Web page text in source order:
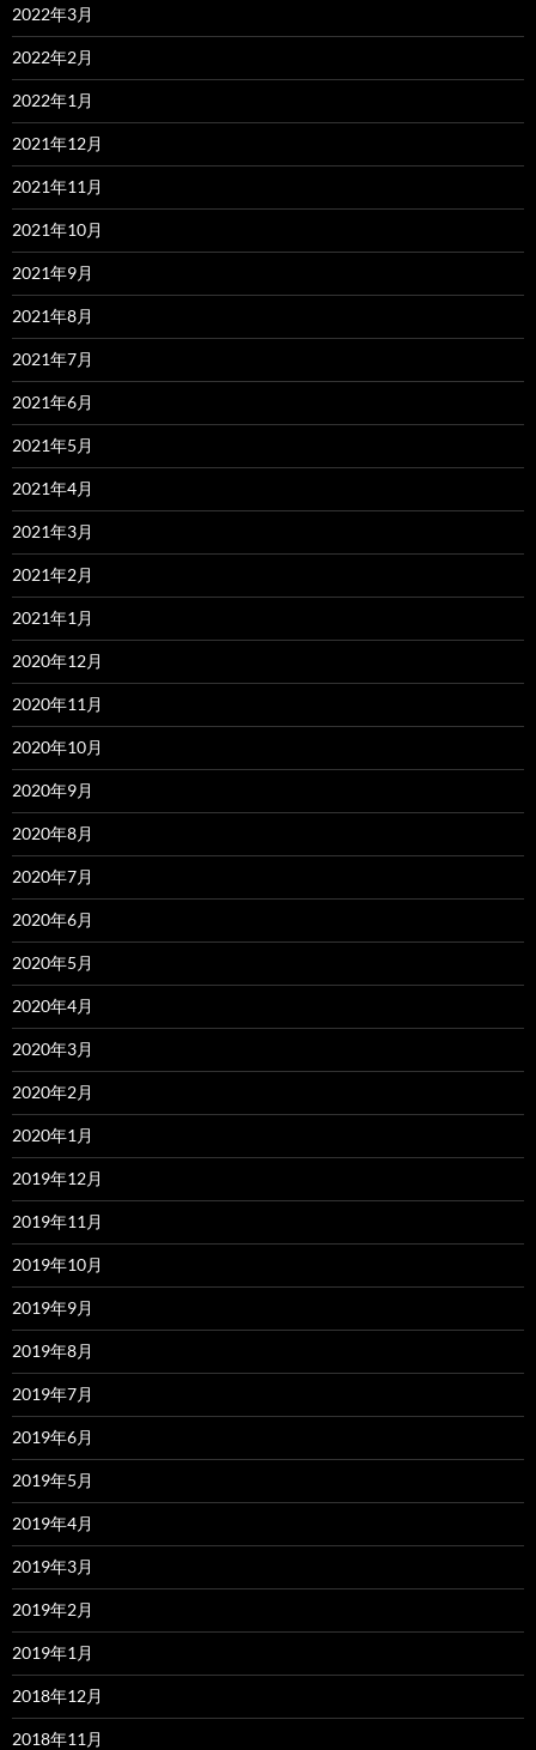
2022年3月
2022年2月
2022年1月
2021年12月
2021年11月
2021年10月
2021年9月
2021年8月
2021年7月
2021年6月
2021年5月
2021年4月
2021年3月
2021年2月
2021年1月
2020年12月
2020年11月
2020年10月
2020年9月
2020年8月
2020年7月
2020年6月
2020年5月
2020年4月
2020年3月
2020年2月
2020年1月
2019年12月
2019年11月
2019年10月
2019年9月
2019年8月
2019年7月
2019年6月
2019年5月
2019年4月
2019年3月
2019年2月
2019年1月
2018年12月
2018年11月